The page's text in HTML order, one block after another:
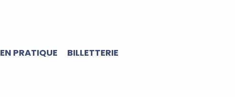
EN PRATIQUE BILLETTERIE